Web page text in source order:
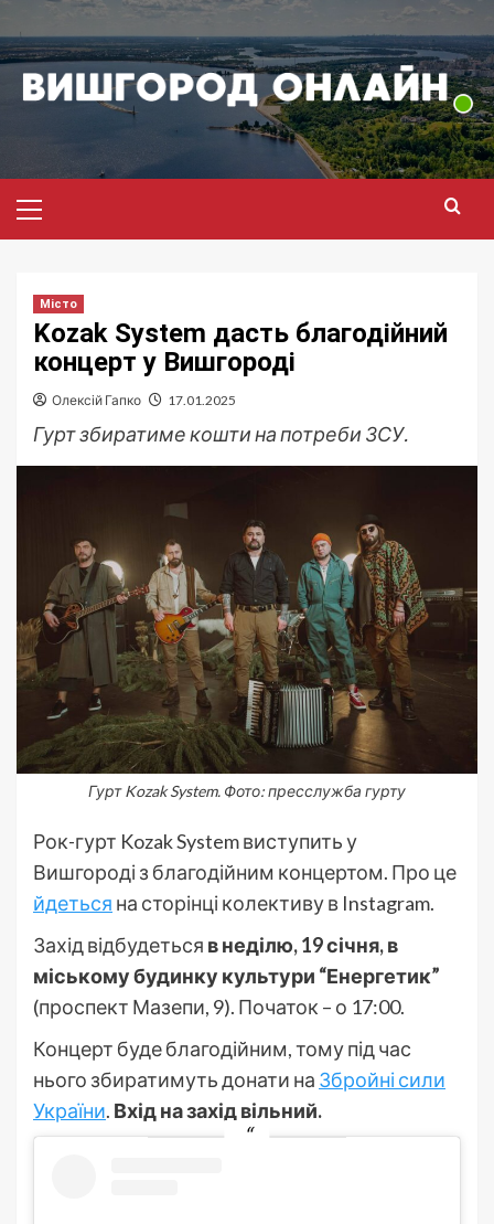
до
вмісту
меню
Місто
Kozak System дасть благодійний
концерт у Вишгороді
Олексій Гапко 17.01.2025
Гурт збиратиме кошти на потреби ЗСУ.
Гурт Kozak System. Фото: пресслужба гурту
Рок-гурт Kozak System виступить у
Вишгороді з благодійним концертом. Про це
йдеться на сторінці колективу в Instagram.
Захід відбудеться в неділю, 19 січня, в
міському будинку культури “Енергетик”
(проспект Мазепи, 9). Початок – о 17:00.
Концерт буде благодійним, тому під час
нього збиратимуть донати на Збройні сили
України. Вхід на захід вільний.